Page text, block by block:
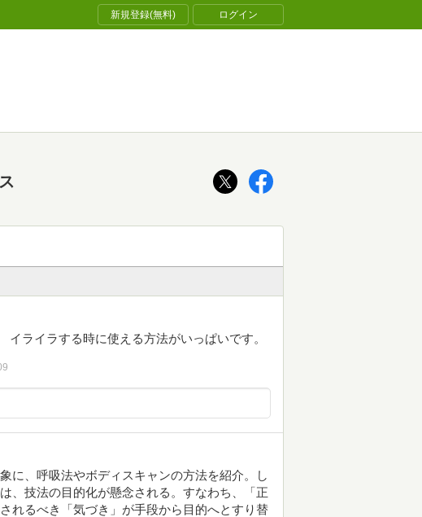
新規登録(無料) ログイン
ライラする時に使える方法がいっぱいです。
に、呼吸法やボディスキャンの方法を紹介。し
、技法の目的化が懸念される。すなわち、「正
れるべき「気づき」が手段から目的へとすり替